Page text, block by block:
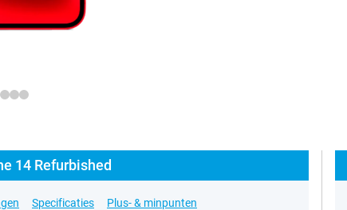
14 Refurbished
Specificaties Plus- & minpunten